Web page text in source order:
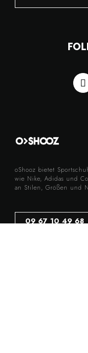
oShooz bietet
wie Nike, Adidas und
an Stilen, Größen und
09 67 10 49 68